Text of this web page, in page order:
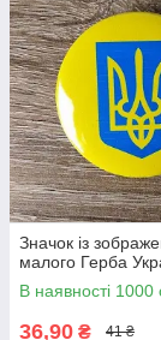
Значок із
малого Герба
В наявності 1000
36,90 ₴ 41 ₴